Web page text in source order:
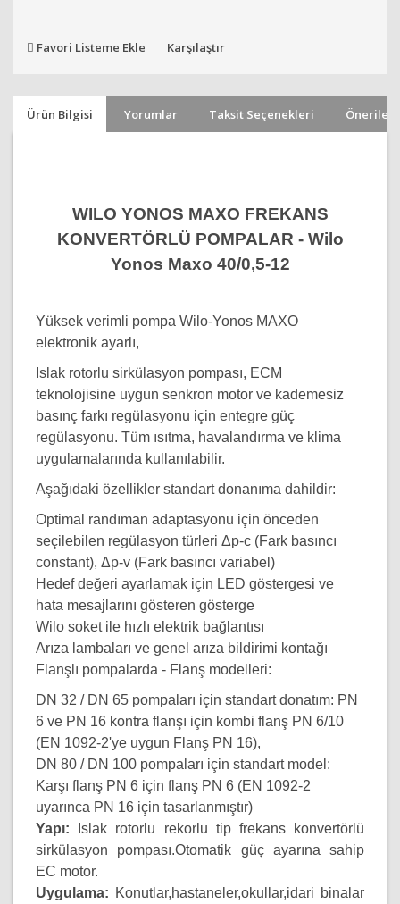
Favori Listeme Ekle Karşılaştır
Ürün Bilgisi Yorumlar Taksit Seçenekleri
WILO YONOS MAXO FREKANS
KONVERTÖRLÜ POMPALAR - Wilo
Yonos Maxo 40/0,5-12
Yüksek verimli pompa Wilo-Yonos MAXO
elektronik ayarlı,
Islak rotorlu sirkülasyon pompası, ECM
teknolojisine uygun senkron motor ve kademesiz
basınç farkı regülasyonu için entegre güç
regülasyonu. Tüm ısıtma, havalandırma ve klima
uygulamalarında kullanılabilir.
Aşağıdaki özellikler standart donanıma dahildir:
Optimal randıman adaptasyonu için önceden
seçilebilen regülasyon türleri Δp-c (Fark basıncı
constant), Δp-v (Fark basıncı variabel)
Hedef değeri ayarlamak için LED göstergesi ve
hata mesajlarını gösteren gösterge
Wilo soket ile hızlı elektrik bağlantısı
Arıza lambaları ve genel arıza bildirimi kontağı
Flanşlı pompalarda - Flanş modelleri:
DN 32 / DN 65 pompaları için standart donatım: PN
6 ve PN 16 kontra flanşı için kombi flanş PN 6/10
(EN 1092-2'ye uygun Flanş PN 16),
DN 80 / DN 100 pompaları için standart model:
Karşı flanş PN 6 için flanş PN 6 (EN 1092-2
uyarınca PN 16 için tasarlanmıştır)
Yapı: Islak rotorlu rekorlu tip frekans konvertörlü
sirkülasyon pompası.Otomatik güç ayarına sahip
EC motor.
Uygulama: Konutlar,hastaneler,okullar,idari binalar